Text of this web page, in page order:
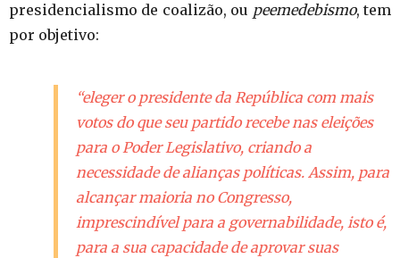
presidencialismo de coalizão, ou peemedebismo, tem
por objetivo:
“eleger o presidente da República com mais
votos do que seu partido recebe nas eleições
para o Poder Legislativo, criando a
necessidade de alianças políticas. Assim, para
alcançar maioria no Congresso,
imprescindível para a governabilidade, isto é,
para a sua capacidade de aprovar suas